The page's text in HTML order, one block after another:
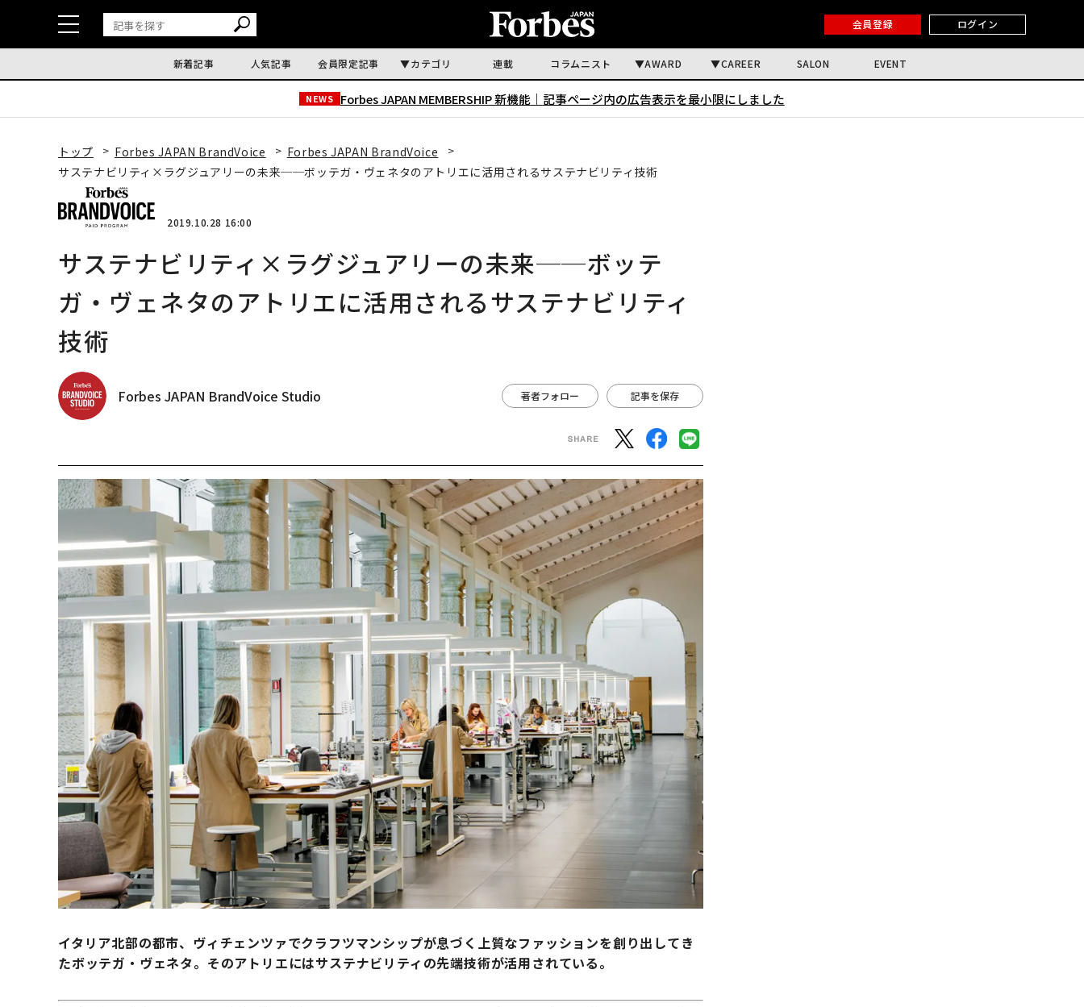
会員登録 ログイン
新着記事 人気記事 会員限定記事 カテゴリ 連載 コラムニスト AWARD CAREER SALON EVENT
NEWS Forbes JAPAN MEMBERSHIP 新機能｜ 記事ページ内の広告表示を最小限にしました
トップ Forbes JAPAN BrandVoice
Forbes JAPAN BrandVoice
サステナビリティ×ラグジュアリーの未来──ボッテガ・ヴェネタのアトリエに活用されるサステナビリティ技術
2019.10.28 16:00
サステナビリティ×ラグジュアリーの未来──ボッテ
ガ・ヴェネタのアトリエに活用されるサステナビリティ
技術
Forbes JAPAN BrandVoice Studio 著者フォロー 記事を保存
イタリア北部の都市、ヴィチェンツァでクラフツマンシップが息づく上質なファッションを創り出してき
たボッテガ・ヴェネタ。そのアトリエにはサステナビリティの先端技術が活用されている。